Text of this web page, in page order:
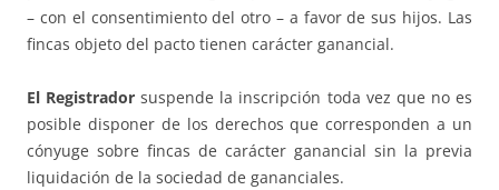
– con el consentimiento del otro – a favor de sus hijos. Las
fincas objeto del pacto tienen carácter ganancial.
El Registradorsuspende la inscripción toda vez que no es
posible disponer de los derechos que corresponden a un
cónyuge sobre fincas de carácter ganancial sin la previa
liquidación de la sociedad de gananciales.